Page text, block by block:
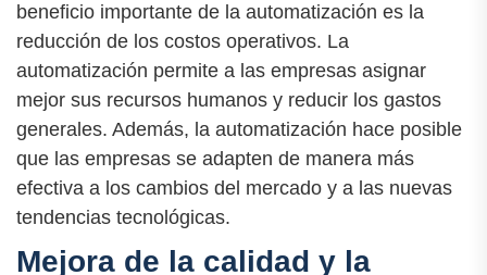
beneficio importante de la automatización es la
reducción de los costos operativos. La
automatización permite a las empresas asignar
mejor sus recursos humanos y reducir los gastos
generales. Además, la automatización hace posible
que las empresas se adapten de manera más
efectiva a los cambios del mercado y a las nuevas
tendencias tecnológicas.
Mejora de la calidad y la